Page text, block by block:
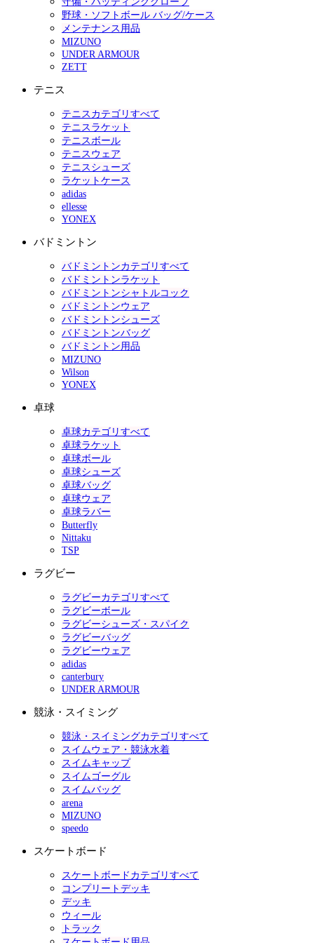
野球・ソフトボール バッグ/ケース
メンテナンス用品
MIZUNO
UNDER ARMOUR
ZETT
テニス
テニスカテゴリすべて
テニスラケット
テニスボール
テニスウェア
テニスシューズ
ラケットケース
adidas
ellesse
YONEX
バドミントン
バドミントンカテゴリすべて
バドミントンラケット
バドミントンシャトルコック
バドミントンウェア
バドミントンシューズ
バドミントンバッグ
バドミントン用品
MIZUNO
Wilson
YONEX
卓球
卓球カテゴリすべて
卓球ラケット
卓球ボール
卓球シューズ
卓球バッグ
卓球ウェア
卓球ラバー
Butterfly
Nittaku
TSP
ラグビー
ラグビーカテゴリすべて
ラグビーボール
ラグビーシューズ・スパイク
ラグビーバッグ
ラグビーウェア
adidas
canterbury
UNDER ARMOUR
競泳・スイミング
競泳・スイミングカテゴリすべて
スイムウェア・競泳水着
スイムキャップ
スイムゴーグル
スイムバッグ
arena
MIZUNO
speedo
スケートボード
スケートボードカテゴリすべて
コンプリートデッキ
デッキ
ウィール
トラック